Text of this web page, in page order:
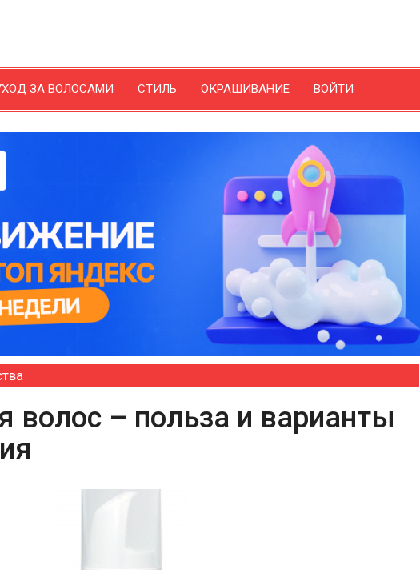
ЗА ВОЛОСАМИ СТИЛЬ ОКРАШИВАНИЕ ВОЙТИ
волос – польза и варианты